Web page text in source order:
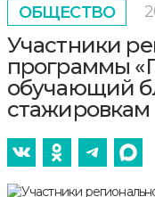
ОБЩЕСТВО
Участники
программы
обучающий
стажировкам